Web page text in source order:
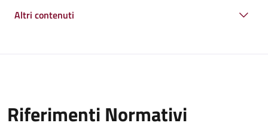
Altri contenuti
Riferimenti Normativi